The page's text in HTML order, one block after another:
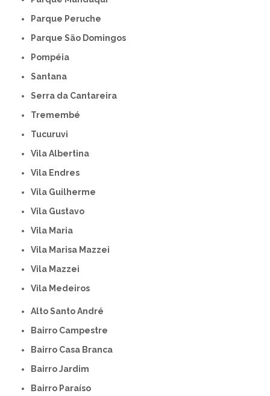
Parque Peruche
Parque São Domingos
Pompéia
Santana
Serra da Cantareira
Tremembé
Tucuruvi
Vila Albertina
Vila Endres
Vila Guilherme
Vila Gustavo
Vila Maria
Vila Marisa Mazzei
Vila Mazzei
Vila Medeiros
Alto Santo André
Bairro Campestre
Bairro Casa Branca
Bairro Jardim
Bairro Paraíso